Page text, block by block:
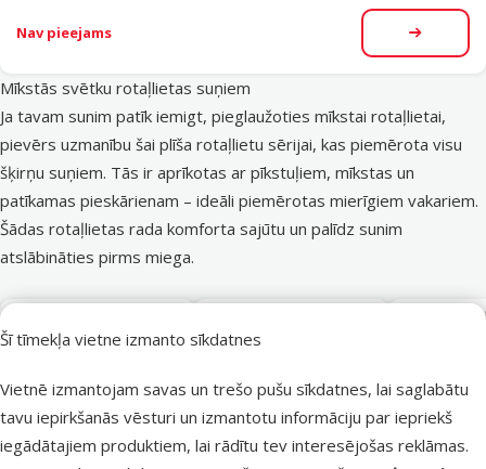
Šī tīmekļa vietne izmanto sīkdatnes
Vietnē izmantojam savas un trešo pušu sīkdatnes, lai saglabātu
tavu iepirkšanās vēsturi un izmantotu informāciju par iepriekš
iegādātajiem produktiem, lai rādītu tev interesējošas reklāmas.
Nav pieejams Apskatīt
Mīkstās svētku rotaļlietas suņiem
Ja tavam sunim patīk iemigt, pieglaužoties mīkstai rotaļlietai,
pievērs uzmanību šai plīša rotaļlietu sērijai, kas piemērota visu
šķirņu suņiem. Tās ir aprīkotas ar pīkstuļiem, mīkstas un
patīkamas pieskārienam – ideāli piemērotas mierīgiem vakariem.
Šādas rotaļlietas rada komforta sajūtu un palīdz sunim
atslābināties pirms miega.
Atsauksmes 0%
Atlaide
-25 %
Atsauksmes 0%
Atlaide
-25 %
Atlaide
-25 %